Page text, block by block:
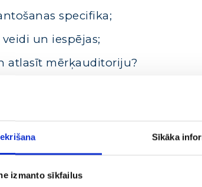
Sīkāka
izmanto sīkfailus
specifika;
un iespējas;
atlasīt mērķauditoriju?
specifika;
ļauj noteikt, vai kampaņa strādā
kļūdas.